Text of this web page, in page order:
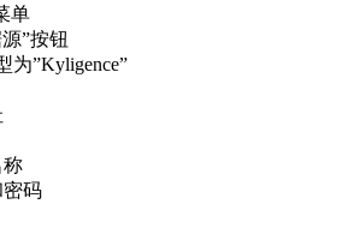
单
”按钮
为”Kyligence”
称
密码